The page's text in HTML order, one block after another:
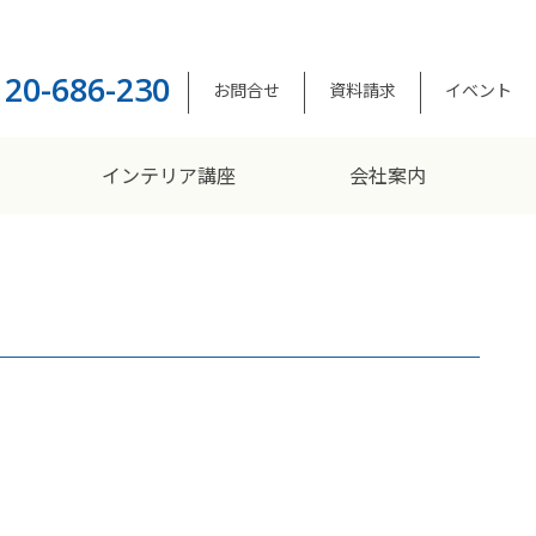
686-230 お問合せ 資料請求 イベント
インテリア講座 会社案内